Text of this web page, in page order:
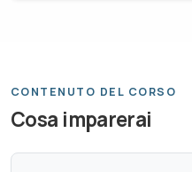
CONTENUTO DEL CORSO
Cosa imparerai